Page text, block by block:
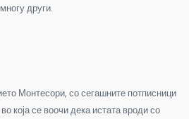
други.
Монтесори, со сегашните потписници
која се воочи дека истата вроди со